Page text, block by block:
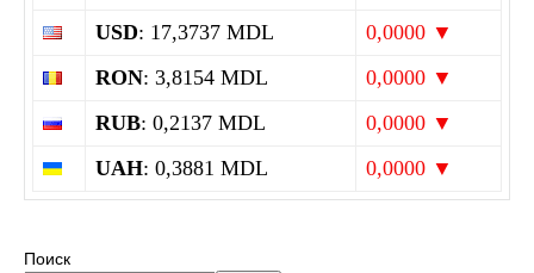
USD: 17,3737 MDL
0,0000 ▼
RON: 3,8154 MDL
0,0000 ▼
RUB: 0,2137 MDL
0,0000 ▼
UAH: 0,3881 MDL 0,0000 ▼
Поиск